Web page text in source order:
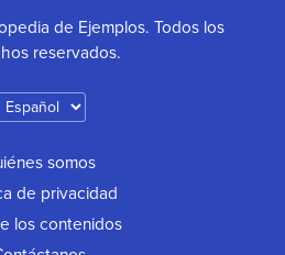
de Ejemplos. Todos los
reservados.
somos
de privacidad
los contenidos